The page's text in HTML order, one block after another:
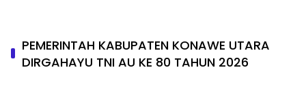
PEMERINTAH KABUPATEN KONAWE UTARA
DIRGAHAYU TNI AU KE 80 TAHUN 2026